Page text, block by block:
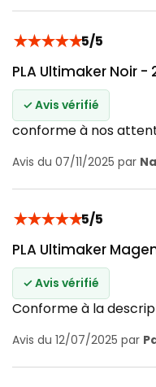
★★★★★5/5
PLA Ultimaker Noir
✓ Avis vérifié
conforme à nos
Avis du 07/11/2025 par
★★★★★5/5
PLA Ultimaker
✓ Avis vérifié
Conforme à la
Avis du 12/07/2025 par